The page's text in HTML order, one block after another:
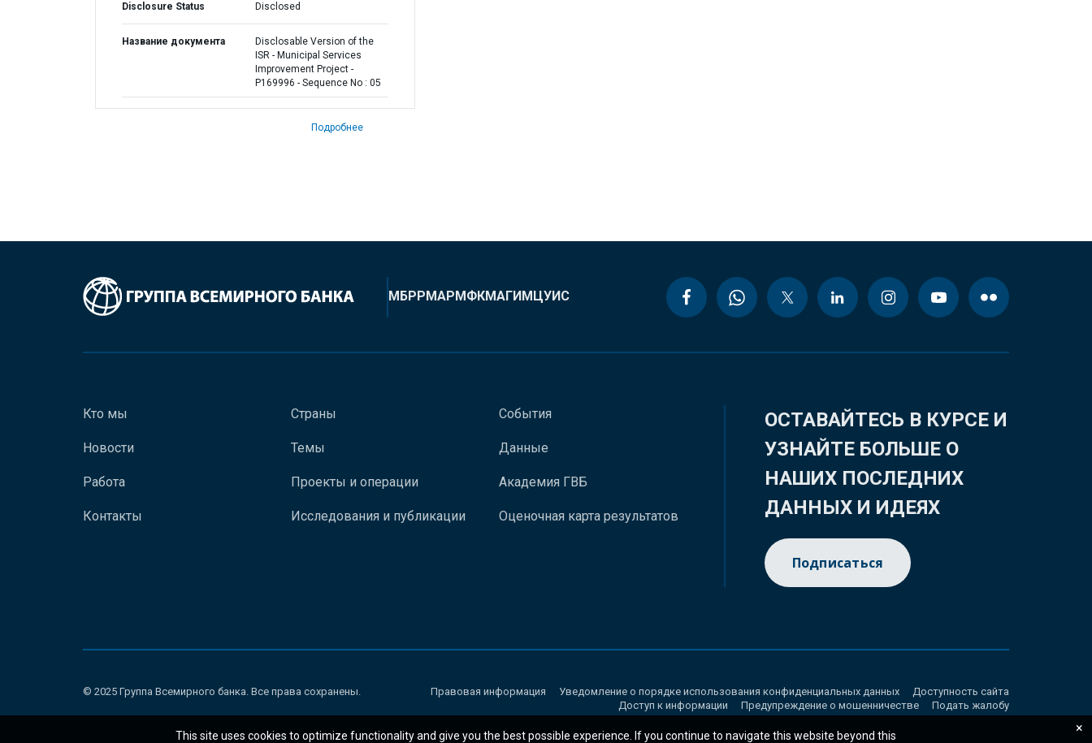
Disclosure Status Disclosed
Название документа
Disclosable Version of the
ISR - Municipal Services
Improvement Project -
P169996 - Sequence No : 05
Подробнее
МБРРМАРМФКМАГИМЦУИС
Кто мы
Новости
Работа
Контакты
Страны
Темы
Проекты и операции
Исследования и публикации
События
Данные
Академия ГВБ
Оценочная карта результатов
ОСТАВАЙТЕСЬ В КУРСЕ И
УЗНАЙТЕ БОЛЬШЕ О
НАШИХ ПОСЛЕДНИХ
ДАННЫХ И ИДЕЯХ
Подписаться
© 2025 Группа Всемирного банка. Все права сохранены. Правовая информация Уведомление о порядке использования конфиденциальных данных
Доступность сайта
Доступ к информации
Предупреждение о мошенничестве Подать жалобу
This site uses cookies to optimize functionality and give you the best possible experience. If you continue to navigate this website beyond this ×